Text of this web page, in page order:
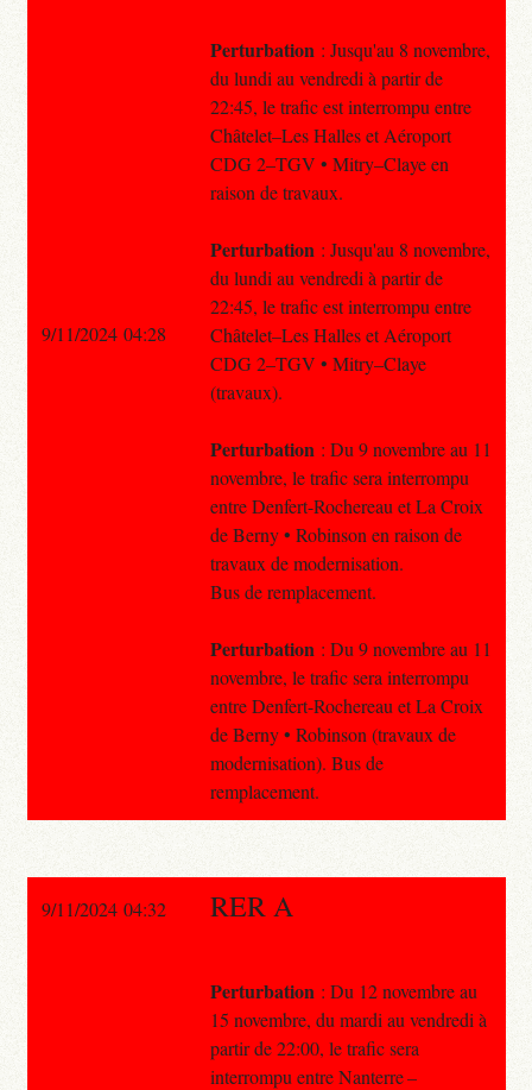
Perturbation : Jusqu'au 8 novembre,
du lundi au vendredi à partir de
22:45, le trafic est interrompu entre
Châtelet–Les Halles et Aéroport
CDG 2–TGV • Mitry–Claye en
raison de travaux.
Perturbation : Jusqu'au 8 novembre,
du lundi au vendredi à partir de
22:45, le trafic est interrompu entre
Châtelet–Les Halles et Aéroport
CDG 2–TGV • Mitry–Claye
(travaux).
Perturbation : Du 9 novembre au 11
novembre, le trafic sera interrompu
entre Denfert-Rochereau et La Croix
de Berny • Robinson en raison de
travaux de modernisation.
Bus de remplacement.
Perturbation : Du 9 novembre au 11
novembre, le trafic sera interrompu
entre Denfert-Rochereau et La Croix
de Berny • Robinson (travaux de
modernisation). Bus de
remplacement.
9/11/2024 04:28
9/11/2024 04:32 RER A
Perturbation : Du 12 novembre au
15 novembre, du mardi au vendredi à
partir de 22:00, le trafic sera
interrompu entre Nanterre –